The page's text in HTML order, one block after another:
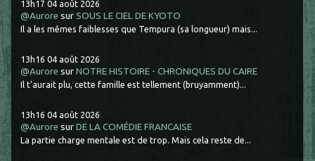
13h17 04 août 2026
@Aurore surSOUS LE CIEL DE KYOTO
Il a les mêmes faiblesses que Tempura (sa longueur) mais...
13h16 04 août 2026
@Aurore surNOTRE HISTOIRE - CHRONIQUES DU CAIRE
Il t'aurait plu, cette famille est tellement (bruyamment)...
13h16 04 août 2026
@Aurore surDE LA COMÉDIE FRANCAISE
La partie charge mentale est de trop. Mais cela reste de...